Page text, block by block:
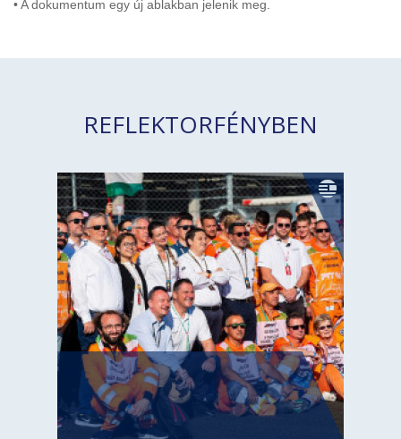
• A dokumentum egy új ablakban jelenik meg.
REFLEKTORFÉNYBEN